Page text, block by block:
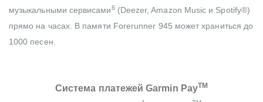
музыкальными сервисами6(Deezer, Amazon Music и Spotify®)
прямо на часах. В памяти Forerunner 945 может храниться до
1000 песен.
Система платежей Garmin PayTM